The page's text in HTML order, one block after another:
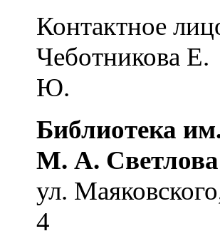
Контактное
Чеботникова Е.
Ю.
Библиотека
М. А. Светлова
ул.
4